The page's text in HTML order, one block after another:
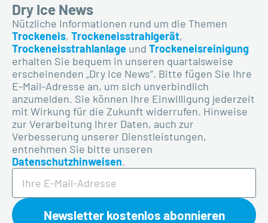
Dry Ice News
Nützliche Informationen rund um die Themen
Trockeneis, Trockeneisstrahlgerät,
Trockeneisstrahlanlage und Trockeneisreinigung
erhalten Sie bequem in unseren quartalsweise
erscheinenden „Dry Ice News“. Bitte fügen Sie Ihre
E-Mail-Adresse an, um sich unverbindlich
anzumelden. Sie können Ihre Einwilligung jederzeit
mit Wirkung für die Zukunft widerrufen. Hinweise
zur Verarbeitung Ihrer Daten, auch zur
Verbesserung unserer Dienstleistungen,
entnehmen Sie bitte unseren
Datenschutzhinweisen.
Newsletter kostenlos abonnieren